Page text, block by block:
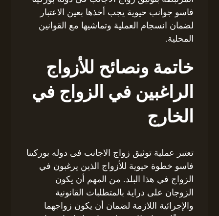
فاسو جوانب حيوية يجب أخذها بعين الاعتبار
لضمان انسجام العملية وتماشيها مع القوانين
المحلية.
خاتمة ونصائح للأزواج
الراغبين في الزواج في
الخارج
تعتبر عملية توثيق زواج الاجانب فى دوله بوركينا
فاسو خطوة حيوية للأزواج الذين يرغبون في
الزواج في هذا البلد. من المهم أن يكون
الزوجان على دراية بالمتطلبات القانونية
والإجرائية اللازمة لضمان أن يكون زواجهما